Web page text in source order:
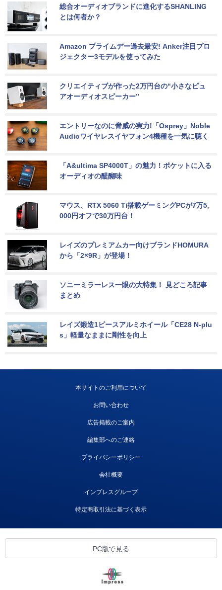
総合オーディオブランドに進化するSHANLING
とは何者か？
Amazon プライムデー過去最安! Anker注目プロ
ジェクター3モデルを使ってみた
クリエイティブが作った2万円台の“小さなピュ
アオーディオスピーカー”
エントリーなのに脅威の実力!「Osprey」Noble
Audioワイヤレスイヤフォン4機種を一気に聴く
「A&ultima SP4000T」の魅力！ポケットに入る
オーディオの醍醐味
マウス、RTX 5060 Ti搭載ゲーミングPCが7万5,
000円オフで30万円台！
レイズのプレミアムカー向けブランドHOMURA
から「2×9R」が登場！
ソニーミラーレス一眼の大特集！ 見どころ記事
まとめ
レイズ鍛造1ピースアルミホイール「CE28 N-plu
s」軽量なままに剛性を向上
本サイトのご利用について
お問い合わせ
広告掲載のご案内
編集部へのご連絡
プライバシーポリシー
会社概要
インプレスグループ
特定商取引法に基づく表示
PC版で見る